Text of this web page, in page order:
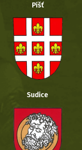
Píšť
Sudice